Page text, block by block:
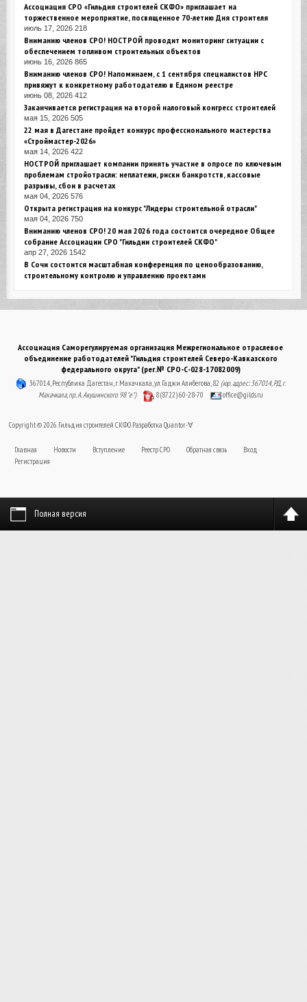
Ассоциация СРО «Гильдия строителей СКФО» приглашает на
торжественное мероприятие, посвященное 70-летию Дня строителя
июль 17, 2026 218
Вниманию членов СРО! НОСТРОЙ проводит мониторинг ситуации с
обеспечением топливом строительных объектов
июнь 16, 2026 865
Вниманию членов СРО! Напоминаем, с 1 сентября специалистов НРС
привяжут к конкретному работодателю в Едином реестре
июнь 08, 2026 412
Заканчивается регистрация на второй налоговый конгресс строителей
мая 15, 2026 505
22 мая в Дагестане пройдет конкурс профессионального мастерства
«Строймастер-2026»
мая 14, 2026 422
НОСТРОЙ приглашает компании принять участие в опросе по ключевым
проблемам стройотрасли: неплатежи, риски банкротств, кассовые
разрывы, сбои в расчетах
мая 04, 2026 576
Открыта регистрация на конкурс "Лидеры строительной отрасли"
мая 04, 2026 750
Вниманию членов СРО! 20 мая 2026 года состоится очередное Общее
собрание Ассоциации СРО "Гильдии строителей СКФО"
апр 27, 2026 1542
В Сочи состоится масштабная конференция по ценообразованию,
строительному контролю и управлению проектами
Ассоциация Саморегулируемая организация Межрегиональное отраслевое
объединение работодателей "Гильдия строителей Северо-Кавказского
федерального округа" (рег.№ СРО-С-028-17082009)
367014, Республика Дагестан, г. Махачкала, ул. Гаджи Алибегова, 82 (юр. адрес: 367014, РД, г.
Махачкала, пр. А. Акушинского 98 "е")
8 (8722) 60-28-70 office@gilds.ru
Copyright © 2026. Гильдия строителей СКФО. Разработка Quantor-∀
Главная Новости Вступление Реестр СРО Обратная связь
Вход
Регистрация
Полная версия